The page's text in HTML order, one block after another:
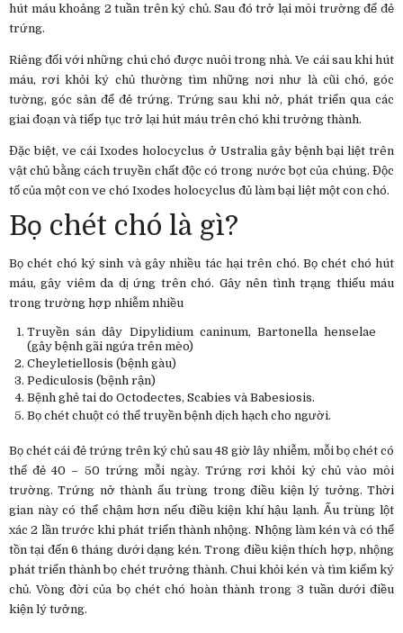
hút máu khoảng 2 tuần trên ký chủ. Sau đó trở lại môi trường để đẻ
trứng.
Riêng đối với những chú chó được nuôi trong nhà. Ve cái sau khi hút
máu, rơi khỏi ký chủ thường tìm những nơi như là cũi chó, góc
tường, góc sân để đẻ trứng. Trứng sau khi nở, phát triển qua các
giai đoạn và tiếp tục trở lại hút máu trên chó khi trưởng thành.
Đặc biệt, ve cái Ixodes holocyclus ở Ustralia gây bệnh bại liệt trên
vật chủ bằng cách truyền chất độc có trong nước bọt của chúng. Độc
tố của một con ve chó Ixodes holocyclus đủ làm bại liệt một con chó.
Bọ chét chó là gì?
Bọ chét chó ký sinh và gây nhiều tác hại trên chó. Bọ chét chó hút
máu, gây viêm da dị ứng trên chó. Gây nên tình trạng thiếu máu
trong trường hợp nhiễm nhiều
Truyền sán dây Dipylidium caninum, Bartonella henselae
(gây bệnh gãi ngứa trên mèo)
Cheyletiellosis (bệnh gàu)
Pediculosis (bệnh rận)
Bệnh ghẻ tai do Octodectes, Scabies và Babesiosis.
Bọ chét chuột có thể truyền bệnh dịch hạch cho người.
Bọ chét cái đẻ trứng trên ký chủ sau 48 giờ lây nhiễm, mỗi bọ chét có
thể đẻ 40 – 50 trứng mỗi ngày. Trứng rơi khỏi ký chủ vào môi
trường. Trứng nở thành ấu trùng trong điều kiện lý tưởng. Thời
gian này có thể chậm hơn nếu điều kiện khí hậu lạnh. Ấu trùng lột
xác 2 lần trước khi phát triển thành nhộng. Nhộng làm kén và có thể
tồn tại đến 6 tháng dưới dạng kén. Trong điều kiện thích hợp, nhộng
phát triển thành bọ chét trưởng thành. Chui khỏi kén và tìm kiếm ký
chủ. Vòng đời của bọ chét chó hoàn thành trong 3 tuần dưới điều
kiện lý tưởng.